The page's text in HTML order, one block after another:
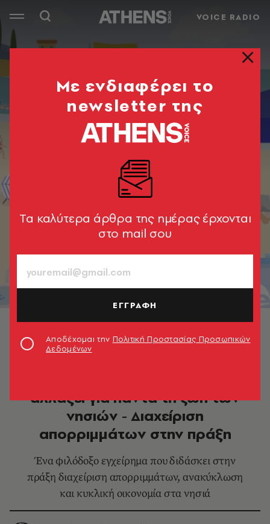
VOICE RADIO
ReBoat
αλλάξει για πάντα τη ζωή των
νησιών - Διαχείριση
απορριμμάτων στην πράξη
Ένα φιλόδοξο εγχείρημα που διδάσκει στην
πράξη διαχείριση απορριμμάτων, ανακύκλωση
και κυκλική οικονομία στα νησιά
Mε ενδιαφέρει το
newsletter της
Tα καλύτερα άρθρα της ημέρας έρχονται
στο mail σου
ΕΓΓΡΑΦΗ
Αποδέχομαι την Πολιτική Προστασίας Προσωπικών
Δεδομένων